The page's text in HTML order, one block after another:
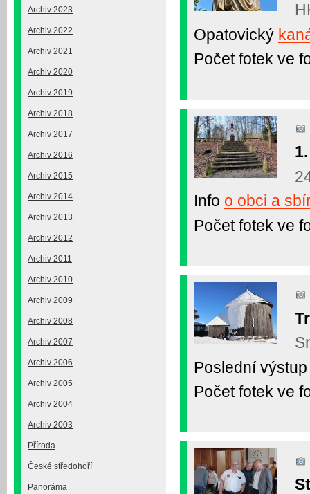
Archiv 2023
Archiv 2022
Archiv 2021
Archiv 2020
Archiv 2019
Archiv 2018
Archiv 2017
Archiv 2016
Archiv 2015
Archiv 2014
Archiv 2013
Archiv 2012
Archiv 2011
Archiv 2010
Archiv 2009
Archiv 2008
Archiv 2007
Archiv 2006
Archiv 2005
Archiv 2004
Archiv 2003
Příroda
České středohoří
Panoráma
Opatovický
Počet fotek ve
Info o obci a
Počet fotek ve
Poslední
Počet fotek ve